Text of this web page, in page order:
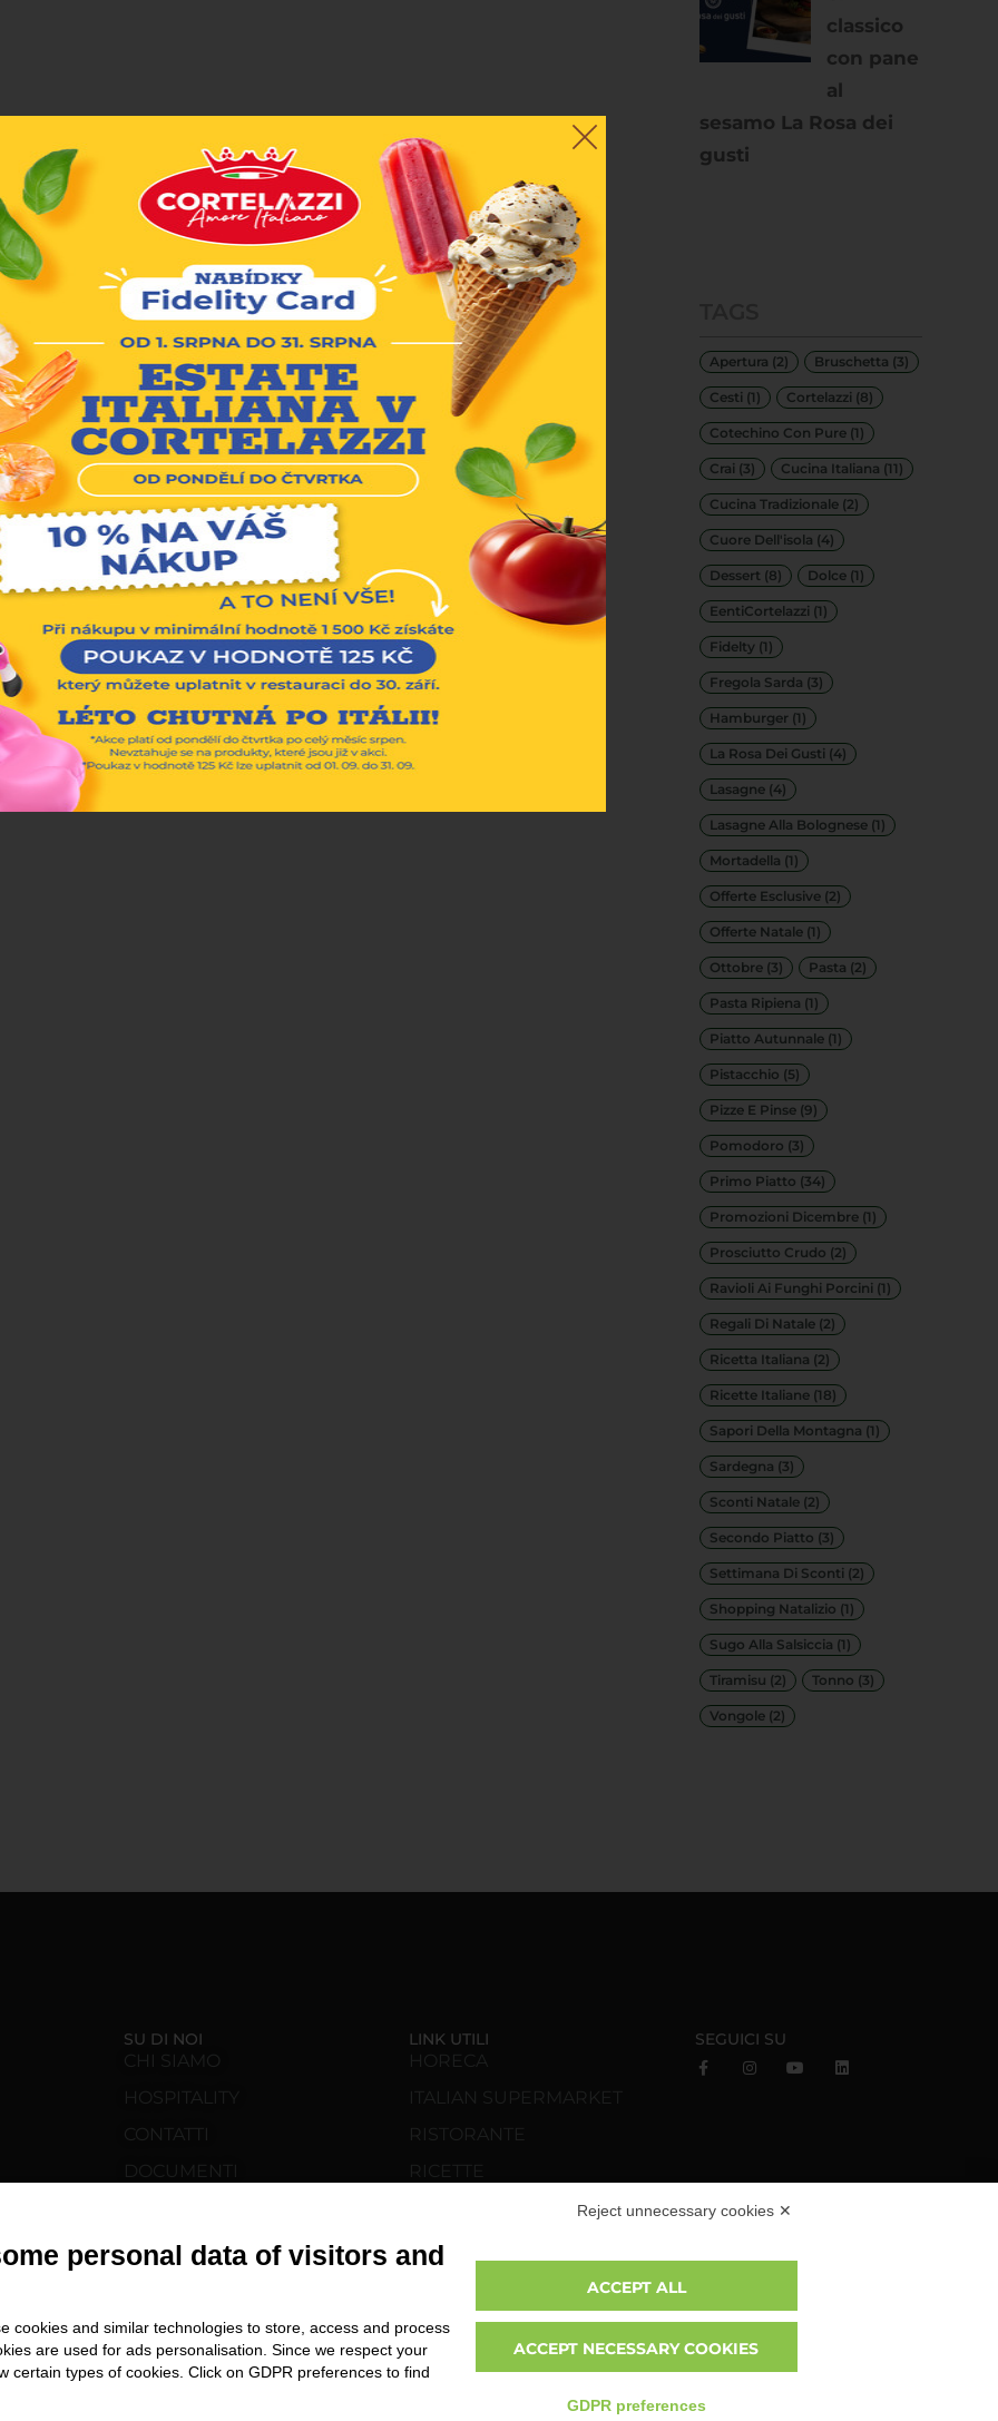
classico
con pane
al
sesamo La Rosa dei
gusti
Apertura (2) Bruschetta (3)
Cesti (1) Cortelazzi (8)
Cotechino Con Pure (1)
Crai (3) Cucina Italiana (11)
Cucina Tradizionale (2)
Cuore Dell'isola (4)
Dessert (8) Dolce (1)
EentiCortelazzi (1)
Fidelty (1)
Fregola Sarda (3)
Hamburger (1)
La Rosa Dei Gusti (4)
Lasagne (4)
Lasagne Alla Bolognese (1)
Mortadella (1)
Offerte Esclusive (2)
Offerte Natale (1)
Ottobre (3) Pasta (2)
Pasta Ripiena (1)
Piatto Autunnale (1)
Pistacchio (5)
Pizze E Pinse (9)
Pomodoro (3)
Primo Piatto (34)
Promozioni Dicembre (1)
Prosciutto Crudo (2)
Ravioli Ai Funghi Porcini (1)
Regali Di Natale (2)
Ricetta Italiana (2)
Ricette Italiane (18)
Sapori Della Montagna (1)
Sardegna (3)
Sconti Natale (2)
Secondo Piatto (3)
Settimana Di Sconti (2)
Shopping Natalizio (1)
Sugo Alla Salsiccia (1)
Tiramisu (2) Tonno (3)
Vongole (2)
SU DI NOI
CHI SIAMO
HOSPITALITY
CONTATTI
DOCUMENTI
LINK UTILI
NEWS
SCOPRI CORTELAZZI.SK
SEGUICI SU
Reject unnecessary cookies ✕
personal data of visitors and
cookies and similar technologies to store, access and process
are used for ads personalisation. Since we respect your
certain types of cookies. Click on GDPR preferences to find
ACCEPT ALL
ACCEPT NECESSARY COOKIES
GDPR preferences